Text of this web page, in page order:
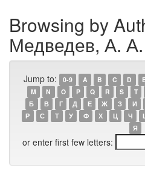
Browsing by
Медведев, А. А.
Jump to: 0-9 A B C D
M
N O P Q R S T
Б
В Г Д Е Ж З И
Р
С Т У Ф Х Ц Ч
Я
or enter first few letters: